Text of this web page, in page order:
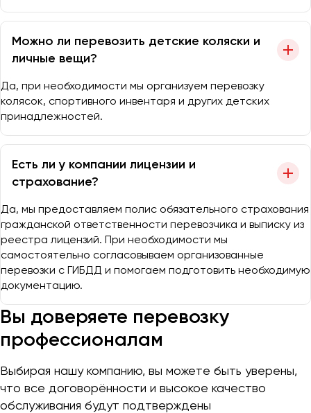
Можно ли перевозить детские коляски и
личные вещи?
Да, при необходимости мы организуем перевозку
колясок, спортивного инвентаря и других детских
принадлежностей.
Есть ли у компании лицензии и
страхование?
Да, мы предоставляем полис обязательного страхования
гражданской ответственности перевозчика и выписку из
реестра лицензий. При необходимости мы
самостоятельно согласовываем организованные
перевозки с ГИБДД и помогаем подготовить необходимую
документацию.
Вы доверяете перевозку
профессионалам
Выбирая нашу компанию, вы можете быть уверены,
что все договорённости и высокое качество
обслуживания будут подтверждены